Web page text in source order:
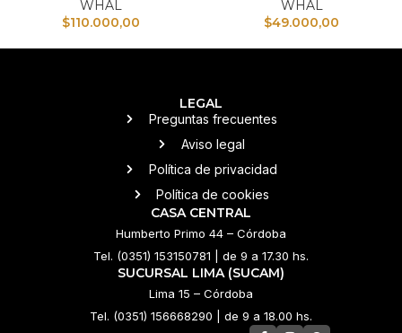
WHAL
$110.000,00
WHAL
$49.000,00
LEGAL
Preguntas frecuentes
Aviso legal
Política de privacidad
Política de cookies
CASA CENTRAL
Humberto Primo 44 – Córdoba
Tel. (0351) 153150781 | de 9 a 17.30 hs.
SUCURSAL LIMA (SUCAM)
Lima 15 – Córdoba
Tel. (0351) 156668290 | de 9 a 18.00 hs.